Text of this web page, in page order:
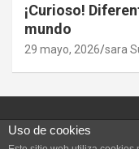
¡Curioso!
mundo
29 mayo, 2026 sara
Uso de cookies